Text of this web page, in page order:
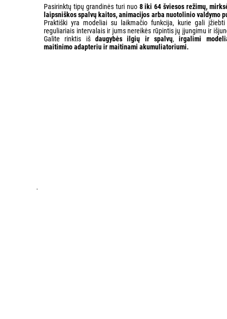
Pasirinktų tipų grandinės turi nuo 8 iki 64 šviesos režimų,
laipsniškos spalvų kaitos, animacijos arba nuotolinio valdymo
Praktiški yra modeliai su laikmačio funkcija, kurie gali
reguliariais intervalais ir jums nereikės rūpintis jų įjungimu ir
Galite rinktis iš daugybės ilgių ir spalvų, irgalimi
maitinimo adapteriuir maitinami akumuliatoriumi.
.